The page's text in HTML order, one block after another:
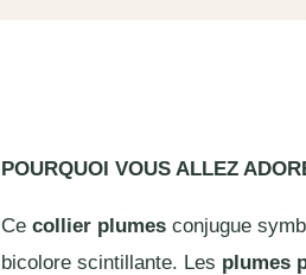
POURQUOI VOUS ALLEZ
Ce collier plumesconjugue
bicolore scintillante. Les plumes